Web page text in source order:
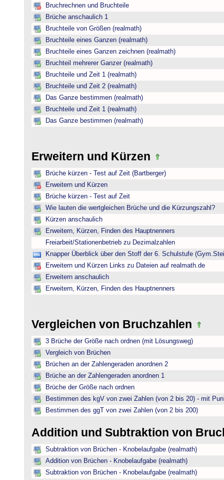
Bruchrechnen und Bruchteile
Brüche anschaulich 1
Bruchteile von Größen (realmath)
Bruchteile eines Ganzen (realmath)
Bruchteile eines Ganzen zeichnen (realmath)
Bruchteil mehrerer Ganzer (realmath)
Bruchteile und Zeit 1 (realmath)
Bruchteile und Zeit 2 (realmath)
Das Ganze bestimmen (realmath)
Bruchteile und Zeit 1 (realmath)
Das Ganze bestimmen (realmath)
Erweitern und Kürzen
Brüche kürzen - Test auf Zeit (Bartberger)
Erweitern und Kürzen
Brüche kürzen - Test auf Zeit
Wie lauten die wertgleichen Brüche und die Kürzungszahl?
Kürzen anschaulich
Erweitern, Kürzen, Finden des Hauptnenners
Freiarbeit/Stationenbetrieb zu Dezimalzahlen
Knapper Überblick über den Stoff der 6. Schulstufe
Erweitern und Kürzen Links zu Dateien auf realmath.de
Erweitern anschaulich
Erweitern, Kürzen, Finden des Hauptnenners
Vergleichen von Bruchzahlen
3 Brüche der Größe nach ordnen (mit Lösungsweg)
Vergleich von Brüchen
Brüchen an der Zahlengeraden anordnen 2
Brüche an der Zahlengeraden anordnen 1
Brüche der Größe nach ordnen
Bestimmen des kgV von zwei Zahlen (von 2 bis 20) - mit
Bestimmen des ggT von zwei Zahlen (von 2 bis 200)
Addition und Subtraktion von
Subtraktion von Brüchen - Knobelaufgabe (realmath)
Addition von Brüchen - Knobelaufgabe (realmath)
Subtraktion von Brüchen - Knobelaufgabe (realmath)